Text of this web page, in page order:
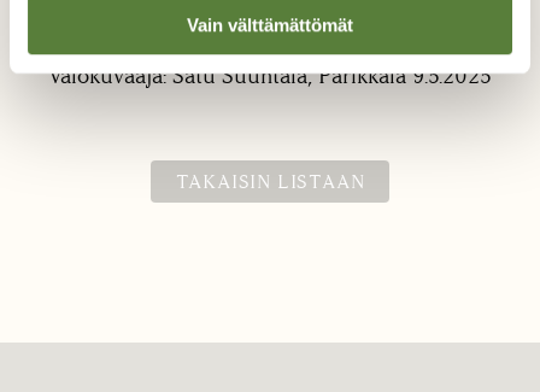
Vain välttämättömät
Kangasmetsän vuokko
Valokuvaaja: Satu Suuntala, Parikkala 9.5.2025
TAKAISIN LISTAAN